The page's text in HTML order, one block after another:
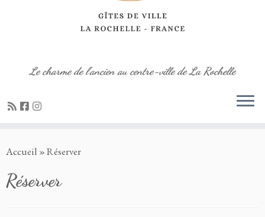
au
Le charme de l'ancien au centre-ville de La Rochelle
Accueil »Réserver
Réserver